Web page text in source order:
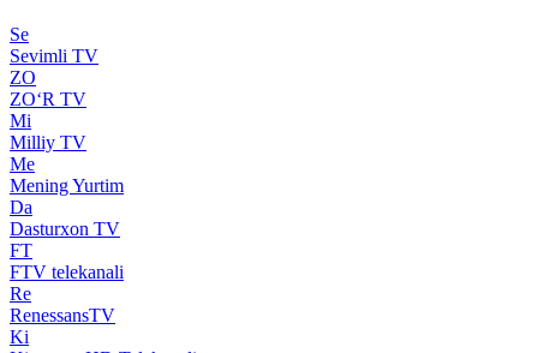
Se
Sevimli TV
ZO
ZO‘R TV
Mi
Milliy TV
Me
Mening Yurtim
Da
Dasturxon TV
FT
FTV telekanali
Re
RenessansTV
Ki